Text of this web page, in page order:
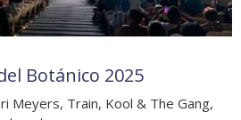
Botánico 2025
Meyers, Train, Kool & The Gang,